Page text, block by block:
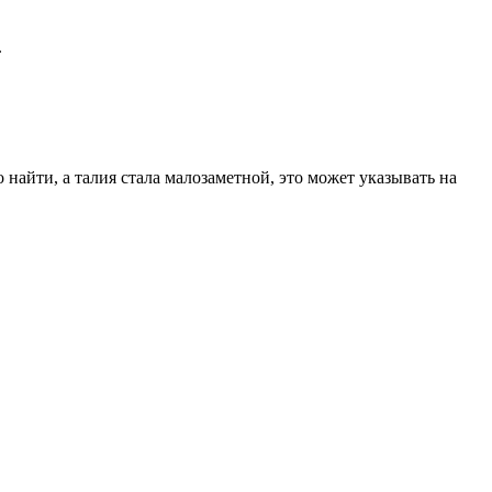
а талия стала малозаметной, это может указывать на